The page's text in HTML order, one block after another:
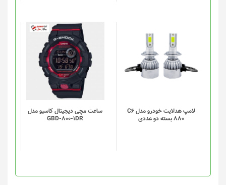
لامپ هدلایت خودرو مدل C6
880 بسته دو عددی
ساعت مچی دیجیتال کاسیو مدل
GBD-800-1DR